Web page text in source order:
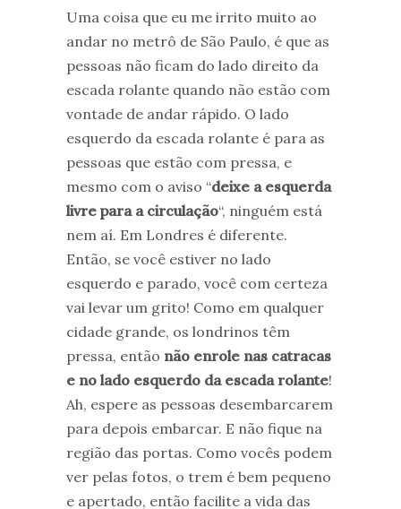
Uma coisa que eu me irrito muito ao
andar no metrô de São Paulo, é que as
pessoas não ficam do lado direito da
escada rolante quando não estão com
vontade de andar rápido. O lado
esquerdo da escada rolante é para as
pessoas que estão com pressa, e
mesmo com o aviso “deixe a esquerda
livre para a circulação“, ninguém está
nem aí. Em Londres é diferente.
Então, se você estiver no lado
esquerdo e parado, você com certeza
vai levar um grito! Como em qualquer
cidade grande, os londrinos têm
pressa, então não enrole nas catracas
e no lado esquerdo da escada rolante!
Ah, espere as pessoas desembarcarem
para depois embarcar. E não fique na
região das portas. Como vocês podem
ver pelas fotos, o trem é bem pequeno
e apertado, então facilite a vida das